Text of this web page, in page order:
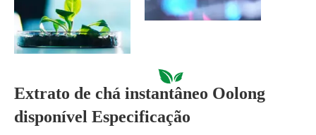
Extrato de chá instantâneo Oolong
disponível Especificação